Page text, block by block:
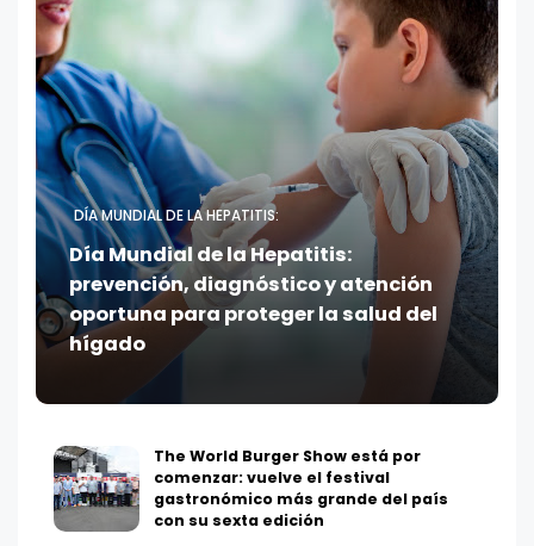
DÍA MUNDIAL DE LA HEPATITIS:
Día Mundial de la Hepatitis:
prevención, diagnóstico y atención
oportuna para proteger la salud del
hígado
The World Burger Show está por
comenzar: vuelve el festival
gastronómico más grande del país
con su sexta edición